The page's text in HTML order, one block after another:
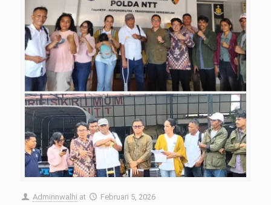
Adminnwalhi at Februari 5, 2026